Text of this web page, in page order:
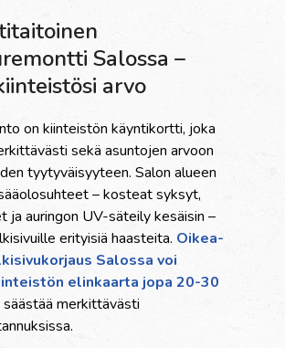
Salossa –
arvo
on kiinteistön käyntikortti, joka
sekä asuntojen arvoon
tyytyväisyyteen. Salon alueen
– kosteat syksyt,
ja auringon UV-säteily kesäisin –
erityisiä haasteita. Oikea-
Salossa voi
elinkaarta jopa 20-30
säästää merkittävästi